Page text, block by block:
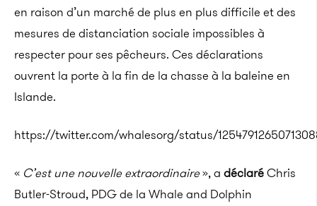
en raison d’un marché de plus en plus difficile et des
mesures de distanciation sociale impossibles à
respecter pour ses pêcheurs. Ces déclarations
ouvrent la porte à la fin de la chasse à la baleine en
Islande.
https://twitter.com/whalesorg/status/
« C’est une nouvelle extraordinaire», a déclaréChris
Butler-Stroud, PDG de la Whale and Dolphin